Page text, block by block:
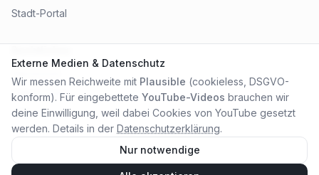
Stadt-Portal
Datenschutz
AGB
Externe Medien & Datenschutz
Wir messen Reichweite mit Plausible (cookieless, DSGVO-
konform). Für eingebettete YouTube-Videos brauchen wir
deine Einwilligung, weil dabei Cookies von YouTube gesetzt
werden. Details in der Datenschutzerklärung.
Nur notwendige